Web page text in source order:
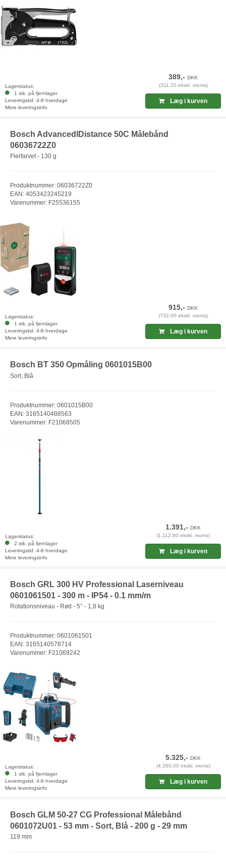
Lagerstatus:
1 stk. på fjernlager
Leveringstid: 4-8 hverdage
Mere leveringsinfo
389,-DKK
(311,20 ekskl. moms)
Læg i kurven
Bosch AdvancedlDistance 50C Målebånd
06036722Z0
Flerfarvet - 130 g
Produktnummer: 06036722Z0
EAN: 4053423245219
Varenummer: F25536155
Lagerstatus:
1 stk. på fjernlager
Leveringstid: 4-8 hverdage
Mere leveringsinfo
915,-DKK
(732,00 ekskl. moms)
Læg i kurven
Bosch BT 350 Opmåling 0601015B00
Sort, Blå
Produktnummer: 0601015B00
EAN: 3165140488563
Varenummer: F21068505
Lagerstatus:
2 stk. på fjernlager
Leveringstid: 4-8 hverdage
Mere leveringsinfo
1.391,-DKK
(1.112,80 ekskl. moms)
Læg i kurven
Bosch GRL 300 HV Professional Laserniveau
0601061501 - 300 m - IP54 - 0.1 mm/m
Rotationsniveau - Rød - 5° - 1,8 kg
Produktnummer: 0601061501
EAN: 3165140578714
Varenummer: F21069242
Lagerstatus:
1 stk. på fjernlager
Leveringstid: 4-8 hverdage
Mere leveringsinfo
5.325,-DKK
(4.260,00 ekskl. moms)
Læg i kurven
Bosch GLM 50-27 CG Professional Målebånd
0601072U01 - 53 mm - Sort, Blå - 200 g - 29 mm
119 mm